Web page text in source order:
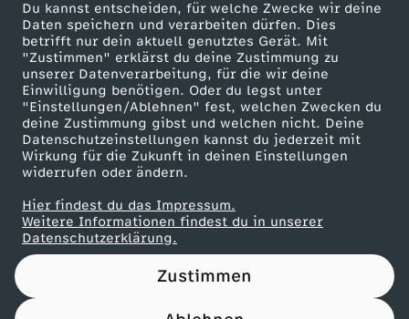
Du kannst entscheiden, für welche Zwecke wir deine
Daten speichern und verarbeiten dürfen. Dies
betrifft nur dein aktuell genutztes Gerät. Mit
"Zustimmen" erklärst du deine Zustimmung zu
unserer Datenverarbeitung, für die wir deine
Einwilligung benötigen. Oder du legst unter
"Einstellungen/Ablehnen" fest, welchen Zwecken du
deine Zustimmung gibst und welchen nicht. Deine
Datenschutzeinstellungen kannst du jederzeit mit
Wirkung für die Zukunft in deinen Einstellungen
widerrufen oder ändern.
Hier findest du das Impressum.
Weitere Informationen findest du in unserer
Datenschutzerklärung.
Zustimmen
S
R
E
S
T
A
ZDF goes Schule
Werbefernsehen
Mainzelmännchen
Partner